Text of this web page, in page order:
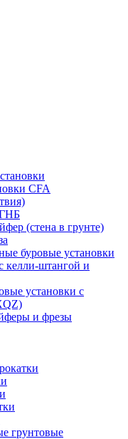
CFA
(стена в грунте)
буровые установки
келли-штангой и
установки с
и фрезы
грунтовые